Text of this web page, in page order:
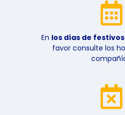
En los días de
favor consulte los